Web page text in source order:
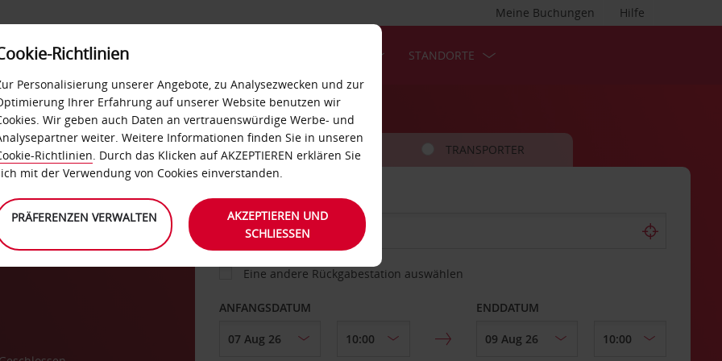
Hilfe
Meine Buchungen
SELF-SERVICES STANDORTE
FAHRZEUG TRANSPORTER
ABHOLEN VON
Eine andere Rückgabestation auswählen
ANFANGSDATUM ENDDATUM
Richtlinien
Personalisierung unserer Angebote, zu Analysezwecken und zur
Ihrer Erfahrung auf unserer Website benutzen wir
Wir geben auch Daten an vertrauenswürdige Werbe- und
weiter. Weitere Informationen finden Sie in unseren
Richtlinien. Durch das Klicken auf AKZEPTIEREN erklären Sie
mit der Verwendung von Cookies einverstanden.
PRÄFERENZEN VERWALTEN
AKZEPTIEREN UND
SCHLIESSEN